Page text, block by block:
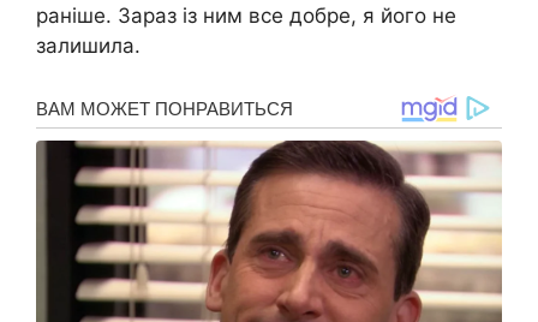
раніше. Зараз із ним все добре, я його не
залишила.